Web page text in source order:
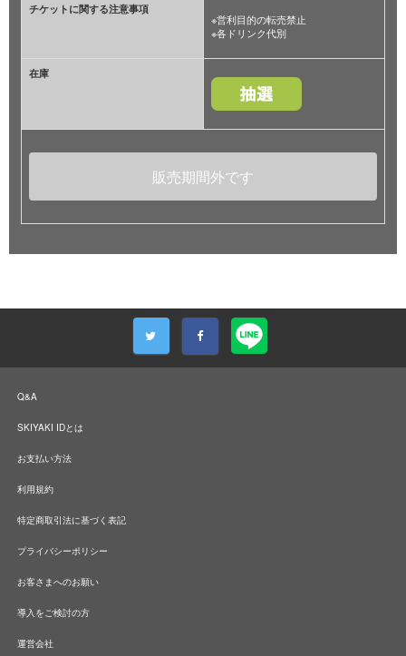
チケットに関する注意事項
※営利目的の転売禁止
※各ドリンク代別
在庫
販売期間外です
Q&A
SKIYAKI IDとは
お支払い方法
利用規約
特定商取引法に基づく表記
プライバシーポリシー
お客さまへのお願い
導入をご検討の方
運営会社